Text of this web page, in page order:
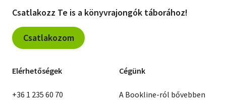
Csatlakozz Te is a könyvrajongók táborához!
Csatlakozom
Elérhetőségek
+36 1 235 60 70
Cégünk
A Bookline-ról bővebben